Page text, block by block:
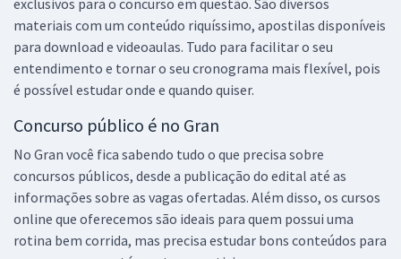
exclusivos para o concurso em questão. São diversos
materiais com um conteúdo riquíssimo, apostilas disponíveis
para download e videoaulas. Tudo para facilitar o seu
entendimento e tornar o seu cronograma mais flexível, pois
é possível estudar onde e quando quiser.
Concurso público é no Gran
No Gran você fica sabendo tudo o que precisa sobre
concursos públicos, desde a publicação do edital até as
informações sobre as vagas ofertadas. Além disso, os cursos
online que oferecemos são ideais para quem possui uma
rotina bem corrida, mas precisa estudar bons conteúdos para